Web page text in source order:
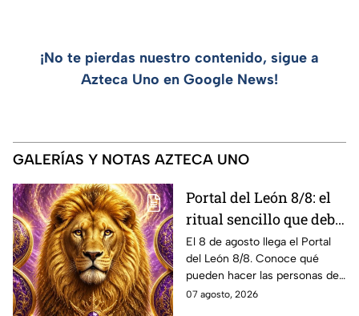
¡No te pierdas nuestro contenido, sigue a
Azteca Uno en Google News!
GALERÍAS Y NOTAS AZTECA UNO
Portal del León 8/8: el
ritual sencillo que debe
hacer cada signo este 8
de agosto para atraer la
abundancia
El 8 de agosto llega el Portal
del León 8/8. Conoce qué
pueden hacer las personas de
cada signo del zodiaco para
07 agosto, 2026